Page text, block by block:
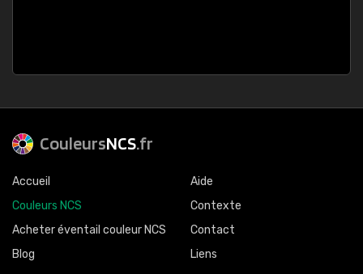
CouleursNCS.fr
Accueil
Couleurs NCS
Acheter éventail couleur NCS
Blog
Aide
Contexte
Contact
Liens